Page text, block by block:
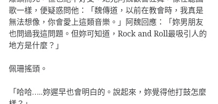
歌一樣，便疑惑問他：「魏傳道，以前在教會時，我真是
無法想像，你會愛上這類音樂。」阿魏回應：「妳男朋友
也問過我這問題。但妳可知道，Rock and Roll最吸引人的
地方是什麼？」
佩珊搖頭。
「哈哈…..妳遲早也會明白的。說起來，妳覺得他打鼓怎麼